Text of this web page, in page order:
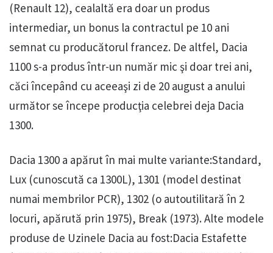
(Renault 12), cealaltă era doar un produs
intermediar, un bonus la contractul pe 10 ani
semnat cu producătorul francez. De altfel, Dacia
1100 s-a produs într-un număr mic şi doar trei ani,
căci începând cu aceeaşi zi de 20 august a anului
următor se începe producţia celebrei deja Dacia
1300.
Dacia 1300 a apărut în mai multe variante:Standard,
Lux (cunoscută ca 1300L), 1301 (model destinat
numai membrilor PCR), 1302 (o autoutilitară în 2
locuri, apărută prin 1975), Break (1973). Alte modele
produse de Uzinele Dacia au fost:Dacia Estafette